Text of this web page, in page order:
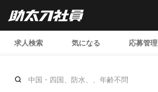
求人検索 気になる 応募管理
中国・四国、防水、、年齢不問